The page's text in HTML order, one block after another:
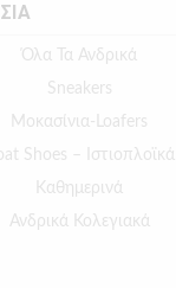
Όλα Τα Ανδρικά
Sneakers
Μοκασίνια-Loafers
Shoes – Ιστιοπλοϊκά
Καθημερινά
Ανδρικά Κολεγιακά